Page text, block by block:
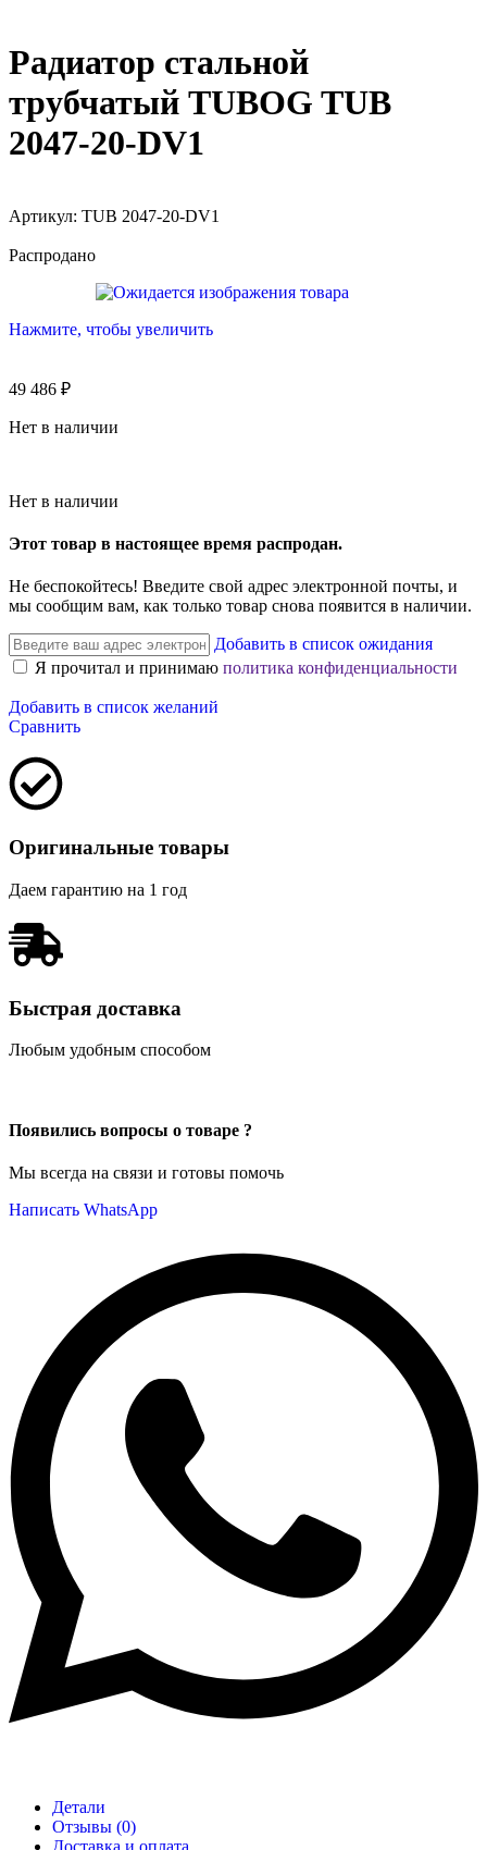
Радиатор стальной
трубчатый TUBOG TUB
2047-20-DV1
Артикул: TUB 2047-20-DV1
Распродано
Нажмите, чтобы увеличить
49 486 ₽
Нет в наличии
Нет в наличии
Этот товар в настоящее время распродан.
Не беспокойтесь! Введите свой адрес электронной почты, и
мы сообщим вам, как только товар снова появится в наличии.
Добавить в список ожидания
Я прочитал и принимаю политика конфиденциальности
Добавить в список желаний
Сравнить
Оригинальные товары
Даем гарантию на 1 год
Быстрая доставка
Любым удобным способом
Появились вопросы о товаре ?
Мы всегда на связи и готовы помочь
Написать WhatsApp
Детали
Отзывы (0)